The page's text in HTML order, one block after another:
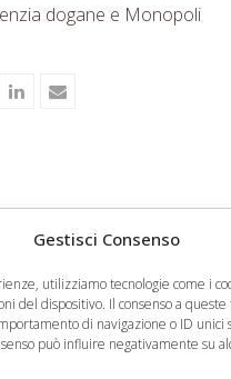
Gestisci Consenso
utilizziamo tecnologie come i
del dispositivo. Il consenso a
di navigazione o ID unici
può influire negativamente su
dogane e Monopoli
ShareShare
Job Ads on Facebook
2026 - Tutti i diritti riservati -